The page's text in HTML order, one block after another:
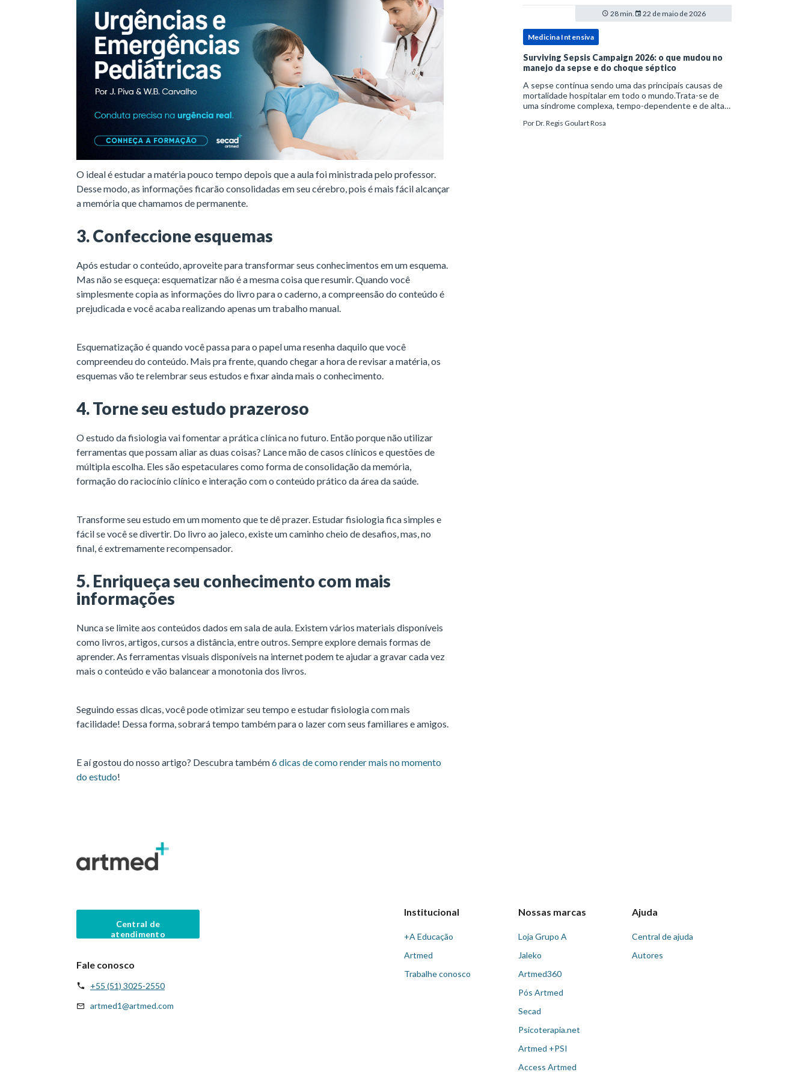
O ideal é estudar a matéria pouco tempo depois que a aula foi ministrada pelo professor.
Desse modo, as informações ficarão consolidadas em seu cérebro, pois é mais fácil alcançar
a memória que chamamos de permanente.
3. Confeccione esquemas
Após estudar o conteúdo, aproveite para transformar seus conhecimentos em um esquema.
Mas não se esqueça: esquematizar não é a mesma coisa que resumir. Quando você
simplesmente copia as informações do livro para o caderno, a compreensão do conteúdo é
prejudicada e você acaba realizando apenas um trabalho manual.
Esquematização é quando você passa para o papel uma resenha daquilo que você
compreendeu do conteúdo. Mais pra frente, quando chegar a hora de revisar a matéria, os
esquemas vão te relembrar seus estudos e fixar ainda mais o conhecimento.
4. Torne seu estudo prazeroso
O estudo da fisiologia vai fomentar a prática clínica no futuro. Então porque não utilizar
ferramentas que possam aliar as duas coisas? Lance mão de casos clínicos e questões de
múltipla escolha. Eles são espetaculares como forma de consolidação da memória,
formação do raciocínio clínico e interação com o conteúdo prático da área da saúde.
Transforme seu estudo em um momento que te dê prazer. Estudar fisiologia fica simples e
fácil se você se divertir. Do livro ao jaleco, existe um caminho cheio de desafios, mas, no
final, é extremamente recompensador.
5. Enriqueça seu conhecimento com mais
informações
Nunca se limite aos conteúdos dados em sala de aula. Existem vários materiais disponíveis
como livros, artigos, cursos a distância, entre outros. Sempre explore demais formas de
aprender. As ferramentas visuais disponíveis na internet podem te ajudar a gravar cada vez
mais o conteúdo e vão balancear a monotonia dos livros.
Seguindo essas dicas, você pode otimizar seu tempo e estudar fisiologia com mais
facilidade! Dessa forma, sobrará tempo também para o lazer com seus familiares e amigos.
E aí gostou do nosso artigo? Descubra também6 dicas de como render mais no momento
do estudo!
28 min. 22 de maio de 2026
Medicina Intensiva
Surviving Sepsis Campaign 2026: o que mudou no
manejo da sepse e do choque séptico
A sepse continua sendo uma das principais causas de
mortalidade hospitalar em todo o mundo.Trata-se de
uma síndrome complexa, tempo-dependente e de alta
manejo estruturado são determinantes para o desfe
PorDr. Regis Goulart Rosa
Central de
atendimento
Fale conosco
+55 (51) 3025-2550
artmed1@artmed.com
Institucional
+A Educação
Artmed
Trabalhe conosco
Nossas marcas
Loja Grupo A
Jaleko
Artmed360
Pós Artmed
Secad
Psicoterapia.net
Artmed +PSI
Access Artmed
Ajuda
Central de ajuda
Autores